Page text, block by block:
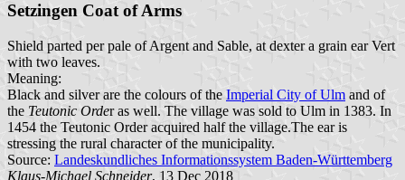
Setzingen Coat of Arms
Shield parted per pale of Argent and Sable, at dexter a grain ear Vert
with two leaves.
Meaning:
Black and silver are the colours of the Imperial City of Ulm and of
the Teutonic Order as well. The village was sold to Ulm in 1383. In
1454 the Teutonic Order acquired half the village.The ear is
stressing the rural character of the municipality.
Source: Landeskundliches Informationssystem Baden-Württemberg
Klaus-Michael Schneider, 13 Dec 2018